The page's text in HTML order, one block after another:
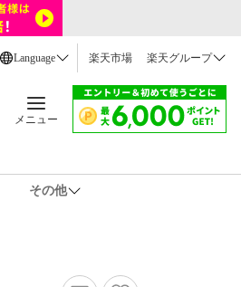
Language 楽天市場 楽天グループ
メニュー
その他